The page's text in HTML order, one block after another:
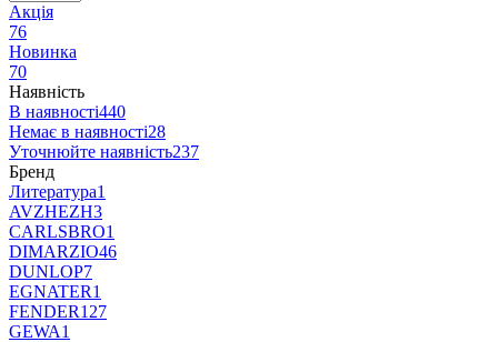
Акція
76
Новинка
70
Наявність
В наявності440
Немає в наявності28
Уточнюйте наявність237
Бренд
Литература1
AVZHEZH3
CARLSBRO1
DIMARZIO46
DUNLOP7
EGNATER1
FENDER127
GEWA1